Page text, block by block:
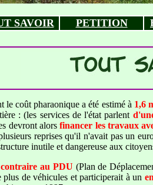
SAVOIR PETITION
coût pharaonique a été estimé à 1,6
: (les services de l'état parlent
devront alorsfinancer les travaux
reprises qu'il n'avait pas un
inutile et dangereuse aux
contraire au PDU (Plan de
plus de véhicules et participerait à un